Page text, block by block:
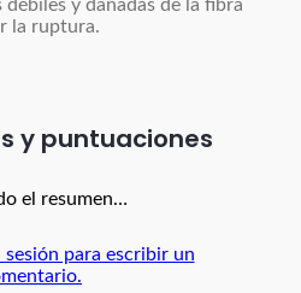
débiles y dañadas de la fibra
la ruptura.
el resumen…
sesión para escribir un